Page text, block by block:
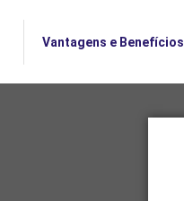
Vantagens e Benefícios